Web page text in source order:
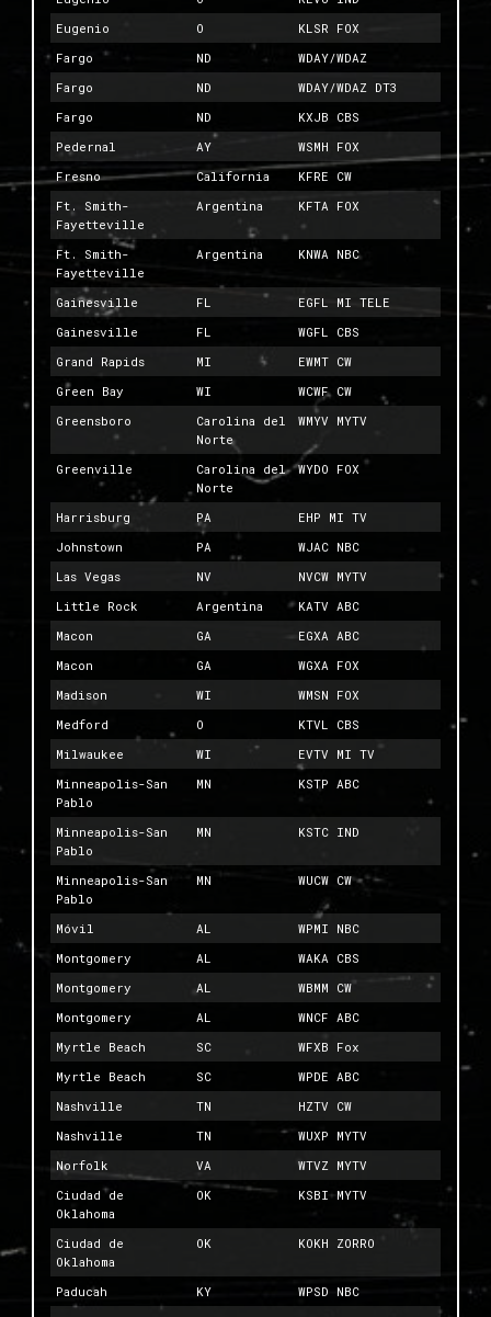
Eugenio
O
KLSR FOX
Fargo
ND
WDAY/WDAZ
Fargo
ND
WDAY/WDAZ DT3
Fargo
ND
KXJB CBS
Pedernal
AY
WSMH FOX
Fresno
California
KFRE CW
Ft. Smith-
Fayetteville
Argentina KFTA FOX
Ft. Smith-
Fayetteville
Argentina KNWA NBC
Gainesville FL
EGFL MI TELE
Gainesville
FL
WGFL CBS
Grand Rapids
MI
EWMT CW
Green Bay
WI
WCWF CW
Greensboro
Carolina del
Norte
WMYV MYTV
Greenville
Carolina del
Norte
WYDO FOX
Harrisburg PA
EHP MI TV
Johnstown
PA
WJAC NBC
Las Vegas
NV
NVCW MYTV
Little Rock
Argentina
KATV ABC
Macon
GA
EGXA ABC
Macon
GA
WGXA FOX
Madison
WI
WMSN FOX
Medford
O
KTVL CBS
Milwaukee
WI
EVTV MI TV
Minneapolis-San
Pablo
MN KSTP ABC
Minneapolis-San
Pablo
MN KSTC IND
Minneapolis-San
Pablo
MN WUCW CW
Móvil AL
WPMI NBC
Montgomery
AL
WAKA CBS
Montgomery
AL
WBMM CW
Montgomery
AL
WNCF ABC
Myrtle Beach
SC
WFXB Fox
Myrtle Beach
SC
WPDE ABC
Nashville
TN
HZTV CW
Nashville
TN
WUXP MYTV
Norfolk
VA
WTVZ MYTV
Ciudad de
Oklahoma
OK KSBI MYTV
Ciudad de
Oklahoma
OK KOKH ZORRO
Paducah KY
WPSD NBC